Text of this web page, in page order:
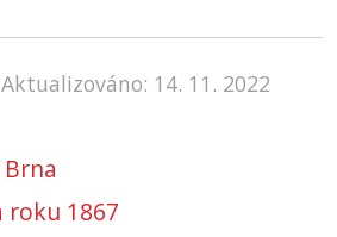
Aktualizováno: 14. 11. 2022
roku 1867